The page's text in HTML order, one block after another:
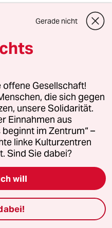
Kandidaten Sabine
die beide für Sitze im
Metropolitan Police
dem Verdacht der
Hass online“,
dem britischen Public
Beiträgen.
dazu keine Zeilen findet.
Bax halten was
warum thematisieren
Angriffe auf
Gerade nicht
Gesellschaft!
die sich gegen
unsere Solidarität.
Einnahmen aus
im Zentrum“ –
linke Kulturzentren
Sind Sie dabei?
will